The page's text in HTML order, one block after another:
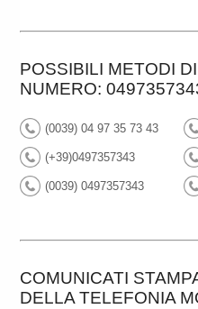
POSSIBILI METODI
NUMERO:
(0039) 04 97 35 73 43
(+39)0497357343
(0039) 0497357343
COMUNICATI
DELLA TELEFONIA